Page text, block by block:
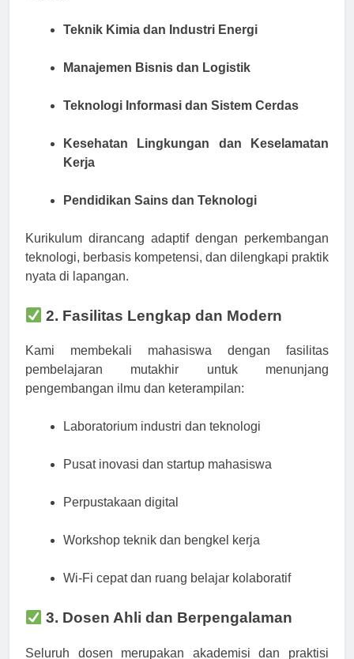
Teknik Kimia dan Industri Energi
Manajemen Bisnis dan Logistik
Teknologi Informasi dan Sistem Cerdas
Kesehatan Lingkungan dan Keselamatan
Kerja
Pendidikan Sains dan Teknologi
Kurikulum dirancang adaptif dengan perkembangan
teknologi, berbasis kompetensi, dan dilengkapi praktik
nyata di lapangan.
2. Fasilitas Lengkap dan Modern
Kami membekali mahasiswa dengan fasilitas
pembelajaran mutakhir untuk menunjang
pengembangan ilmu dan keterampilan:
Laboratorium industri dan teknologi
Pusat inovasi dan startup mahasiswa
Perpustakaan digital
Workshop teknik dan bengkel kerja
Wi-Fi cepat dan ruang belajar kolaboratif
3. Dosen Ahli dan Berpengalaman
Seluruh dosen merupakan akademisi dan praktisi